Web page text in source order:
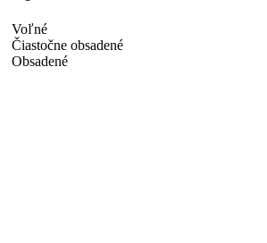
Voľné
Čiastočne obsadené
Obsadené